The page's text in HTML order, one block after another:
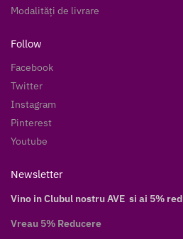
Modalități de livrare
Follow
Facebook
Twitter
Instagram
Pinterest
Youtube
Newsletter
Vino in Clubul nostru AVE si ai 5%
Vreau 5% Reducere